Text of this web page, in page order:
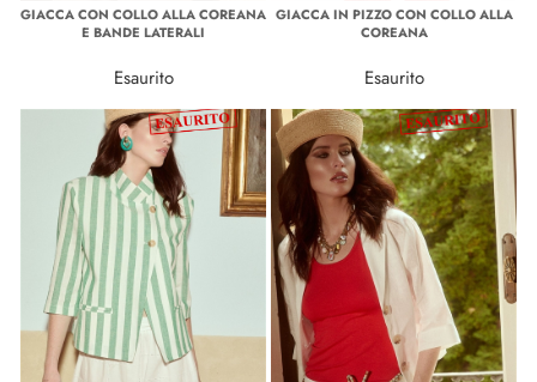
GIACCA CON COLLO ALLA COREANA
E BANDE LATERALI
Esaurito
GIACCA IN PIZZO CON COLLO ALLA
COREANA
Esaurito